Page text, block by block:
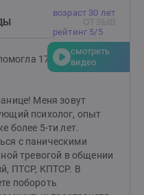
возраст 30 лет
рейтинг 5/5
смотреть
видео
171 клиенту
Меня зовут
психолог, опыт
более 5-ти лет.
с паническими
тревогой в общении
ПТСР, КПТСР. В
побороть